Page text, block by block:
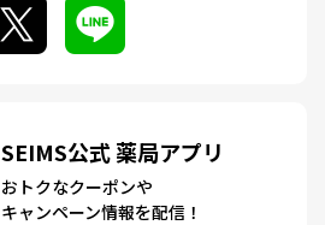
SEIMS公式 薬局アプリ
おトクなクーポンや
キャンペーン情報を配信！